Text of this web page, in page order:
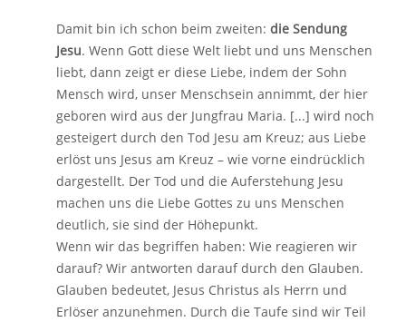
Damit bin ich schon beim zweiten: die Sendung
Jesu. Wenn Gott diese Welt liebt und uns Menschen
liebt, dann zeigt er diese Liebe, indem der Sohn
Mensch wird, unser Menschsein annimmt, der hier
geboren wird aus der Jungfrau Maria. [...] wird noch
gesteigert durch den Tod Jesu am Kreuz; aus Liebe
erlöst uns Jesus am Kreuz – wie vorne eindrücklich
dargestellt. Der Tod und die Auferstehung Jesu
machen uns die Liebe Gottes zu uns Menschen
deutlich, sie sind der Höhepunkt.
Wenn wir das begriffen haben: Wie reagieren wir
darauf? Wir antworten darauf durch den Glauben.
Glauben bedeutet, Jesus Christus als Herrn und
Erlöser anzunehmen. Durch die Taufe sind wir Teil